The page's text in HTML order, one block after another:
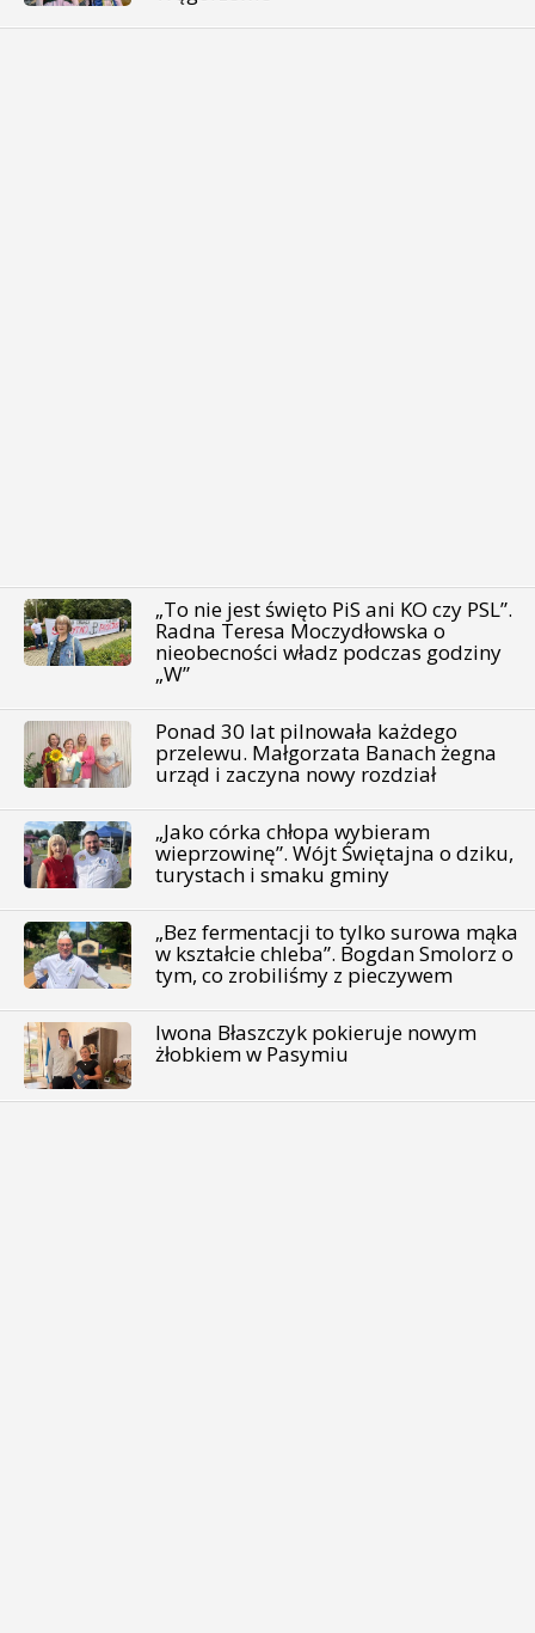
„To nie jest święto PiS ani KO czy PSL”.
Radna Teresa Moczydłowska o
nieobecności władz podczas godziny
„W”
Ponad 30 lat pilnowała każdego
przelewu. Małgorzata Banach żegna
urząd i zaczyna nowy rozdział
„Jako córka chłopa wybieram
wieprzowinę”. Wójt Świętajna o dziku,
turystach i smaku gminy
„Bez fermentacji to tylko surowa mąka
w kształcie chleba”. Bogdan Smolorz o
tym, co zrobiliśmy z pieczywem
Iwona Błaszczyk pokieruje nowym
żłobkiem w Pasymiu